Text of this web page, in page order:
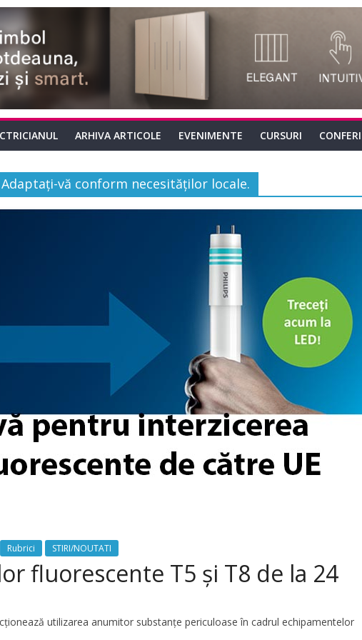
ARHIVA ARTICOLE EVENIMENTE CURSURI
vă conform necesităților locale.
Rubrici STIRI/NOUTATI
fluorescente T5 și T8 de la 24
utilizarea anumitor substanțe periculoase în cadrul echipamentelor